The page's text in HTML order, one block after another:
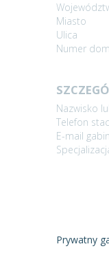
Miasto
Ulica
Numer
Nazwisko
Telefon
E-mail
Prywatny